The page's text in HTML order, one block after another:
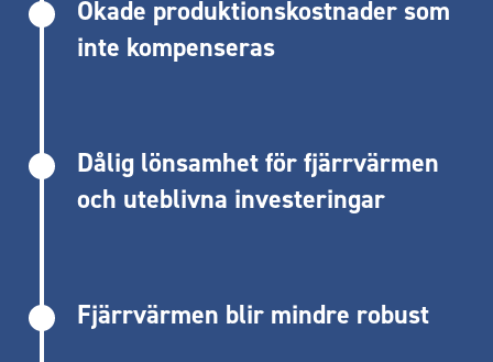
Ökade produktionskostnader som
inte kompenseras
Dålig lönsamhet för fjärrvärmen
och uteblivna investeringar
Fjärrvärmen blir mindre robust